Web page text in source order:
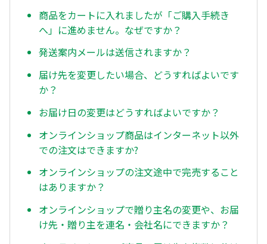
商品をカートに入れましたが「ご購入手続き
へ」に進めません。なぜですか？
発送案内メールは送信されますか？
届け先を変更したい場合、どうすればよいです
か？
お届け日の変更はどうすればよいですか？
オンラインショップ商品はインターネット以外
での注文はできますか?
オンラインショップの注文途中で完売すること
はありますか？
オンラインショップで贈り主名の変更や、お届
け先・贈り主を連名・会社名にできますか？